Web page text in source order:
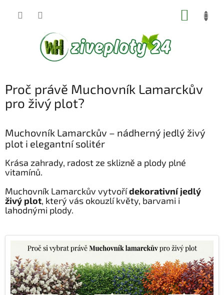
Proč právě Muchovník Lamarckův
pro živý plot?
Muchovník Lamarckův – nádherný jedlý živý
plot i elegantní solitér
Krása zahrady, radost ze sklizně a plody plné
vitamínů.
Muchovník Lamarckův vytvořídekorativní jedlý
živý plot, který vás okouzlí květy, barvami i
lahodnými plody.